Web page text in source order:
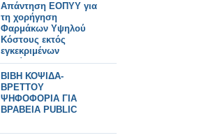
Απάντηση ΕΟΠΥΥ για
τη χορήγηση
Φαρμάκων Υψηλού
Κόστους εκτός
εγκεκριμένων
ενδείξεων
ΒΙΒΗ ΚΟΨΙΔΑ-
ΒΡΕΤΤΟΥ
ΨΗΦΟΦΟΡΙΑ ΓΙΑ
ΒΡΑΒΕΙΑ PUBLIC